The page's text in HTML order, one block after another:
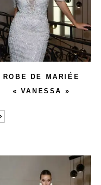
ROBE DE MARIÉE
« VANESSA »